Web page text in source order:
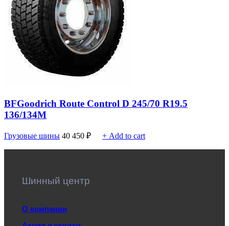
BFGoodrich Route Control D 245/70 R19.5
136/134M
Грузовые шины 40 450 ₽ + Add to cart
Шинный центр
О компании